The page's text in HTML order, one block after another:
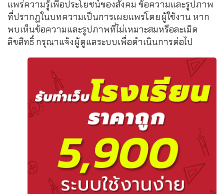
แพร่ความรู้เพื่อประโยชน์ของสังคม ข้อความและรูปภาพ
ที่ปรากฏในบทความเป็นการเผยแพร่โดยผู้ใช้งาน หาก
พบเห็นข้อความและรูปภาพที่ไม่เหมาะสมหรือละเมิด
ลิขสิทธิ์ กรุณาแจ้งผู้ดูแลระบบเพื่อดำเนินการต่อไป